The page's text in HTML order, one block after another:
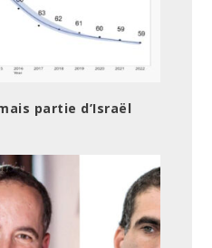
partie d’Israël